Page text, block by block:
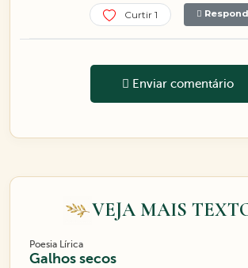
Curtir 1
Enviar comentário
VEJA MAIS
Poesia Lírica
Galhos secos